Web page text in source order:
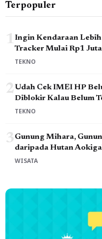
Terpopuler
1Ingin Kendaraan Lebih
Tracker Mulai Rp1
TEKNO
2Udah Cek IMEI HP
Diblokir Kalau Belum
TEKNO
3Gunung Mihara,
daripada Hutan
WISATA